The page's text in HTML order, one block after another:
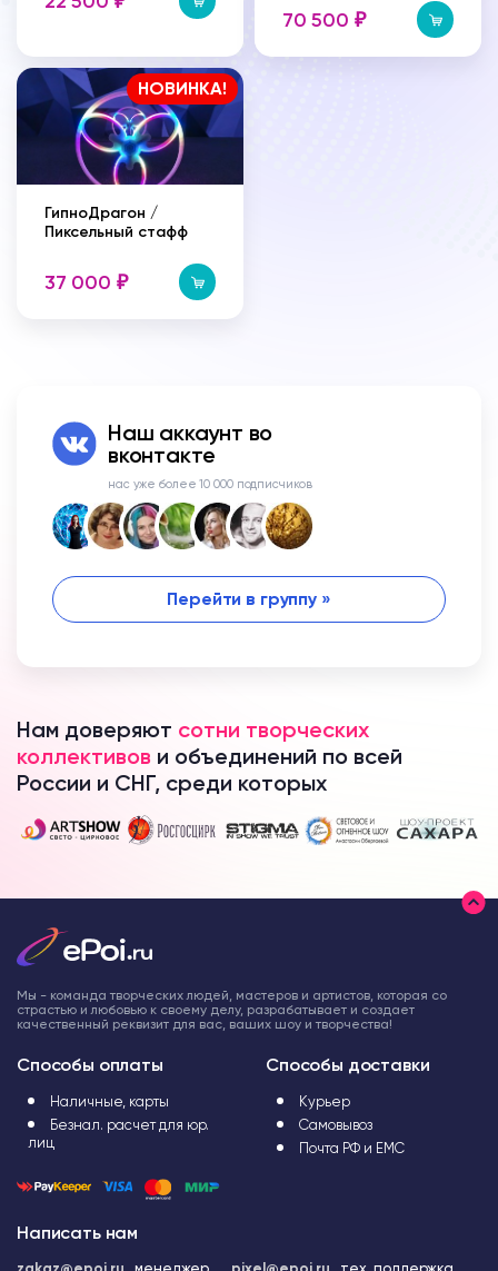
Наш аккаунт во
вконтакте
нас уже более 10 000 подписчиков
Перейти в группу »
70 500 ₽
НОВИНКА!
ГипноДрагон /
Пиксельный стафф
37 000 ₽
Нам доверяют сотни творческих
коллективов и объединений по всей
России и СНГ, среди которых
Мы - команда творческих людей, мастеров и артистов, которая со
страстью и любовью к своему делу, разрабатывает и создает
качественный реквизит для вас, ваших шоу и творчества!
Способы оплаты
Наличные, карты
Безнал. расчет для юр.
лиц
Способы доставки
Курьер
Самовывоз
Почта РФ и ЕМС
Написать нам